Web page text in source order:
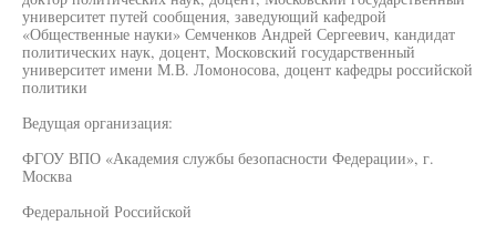
университет путей сообщения, заведующий кафедрой
«Общественные науки» Семченков Андрей Сергеевич, кандидат
политических наук, доцент, Московский государственный
университет имени М.В. Ломоносова, доцент кафедры российской
политики
Ведущая организация:
ФГОУ ВПО «Академия службы безопасности Федерации», г.
Москва
Федеральной Российской